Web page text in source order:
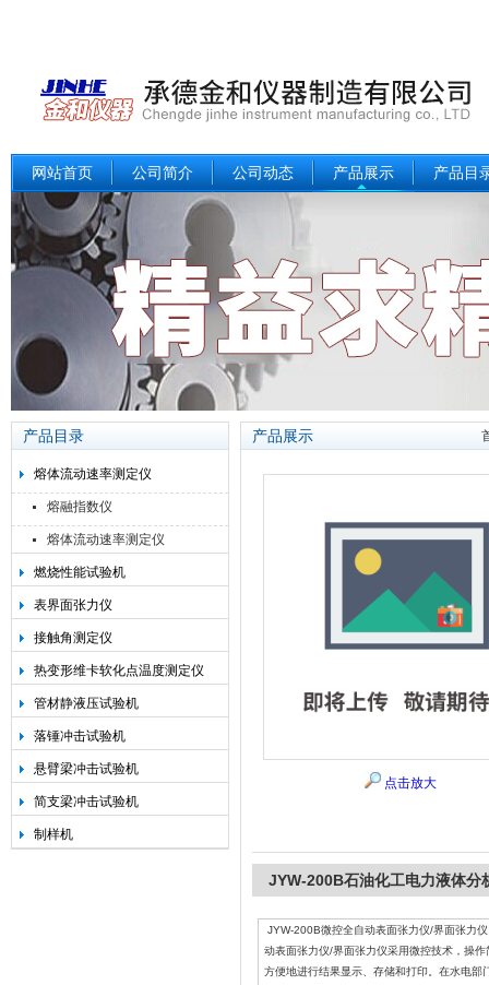
网站首页 公司简介 公司动态 产品展示 产品目
产品目录
熔体流动速率测定仪
熔融指数仪
熔体流动速率测定仪
燃烧性能试验机
表界面张力仪
接触角测定仪
热变形维卡软化点温度测定仪
管材静液压试验机
落锤冲击试验机
悬臂梁冲击试验机
简支梁冲击试验机
制样机
产品展示
点击放大
JYW-200B石油化工电力液体分
JYW-200B微控全自动表面张力仪/界面张力
动表面张力仪/界面张力仪采用微控技术，操
方便地进行结果显示、存储和打印。在水电